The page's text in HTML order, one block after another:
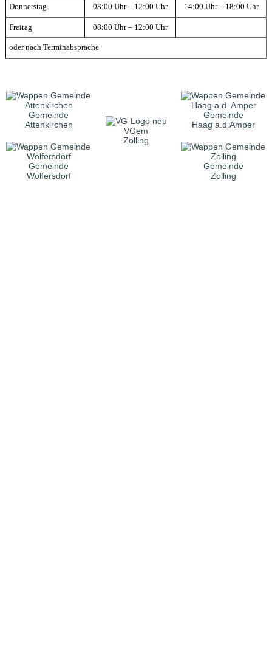
Donnerstag 08:00 Uhr – 12:00 Uhr 14:00 Uhr – 18:00 Uhr
Freitag 08:00 Uhr – 12:00 Uhr
oder nach Terminabsprache
Gemeinde
Attenkirchen
VGem
Zolling
Gemeinde
Haag a.d.Amper
Gemeinde
Wolfersdorf
Gemeinde
Zolling